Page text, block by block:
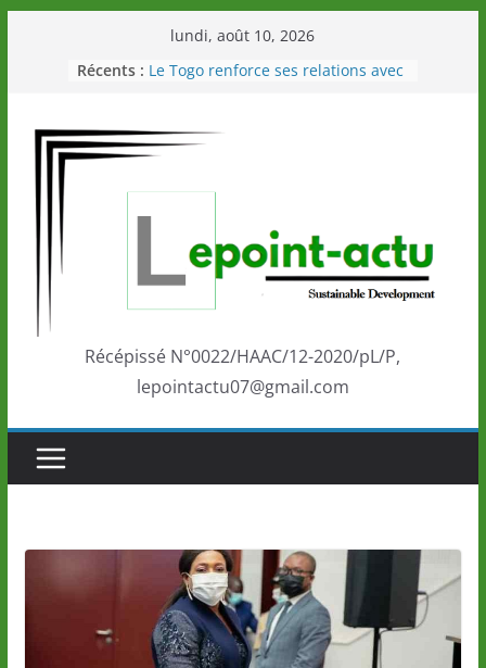
lundi, août 10, 2026
Récents : Le Togo renforce ses relations avec
Éléphants en Côte d’Ivoire
LOTO DETENTE”, un nouveau tirage
marque de confiance au Togo sur
la scène internationale au-delà des
performances de ses athlètes
Togo: Que retenir de la politique
éducation et de l’ambition de
Récépissé N°0022/HAAC/12-2020/pL/P,
lepointactu07@gmail.com